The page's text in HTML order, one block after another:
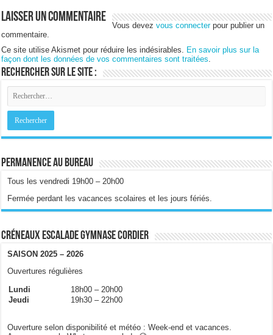
Laisser un commentaire
Vous devezvous connecterpour publier un
commentaire.
Ce site utilise Akismet pour réduire les indésirables.
En savoir plus sur la
façon dont les données de vos commentaires sont traitées
Rechercher sur le site :
Permanence au bureau
Tous les vendredi 19h00 – 20h00
Fermée perdant les vacances scolaires et les jours fériés.
Créneaux escalade gymnase Cordier
SAISON 2025 – 2026
Ouvertures régulières
Lundi
18h00 – 20h00
Jeudi
19h30 – 22h00
Ouverture selon disponibilité et météo : Week-end et vacances.